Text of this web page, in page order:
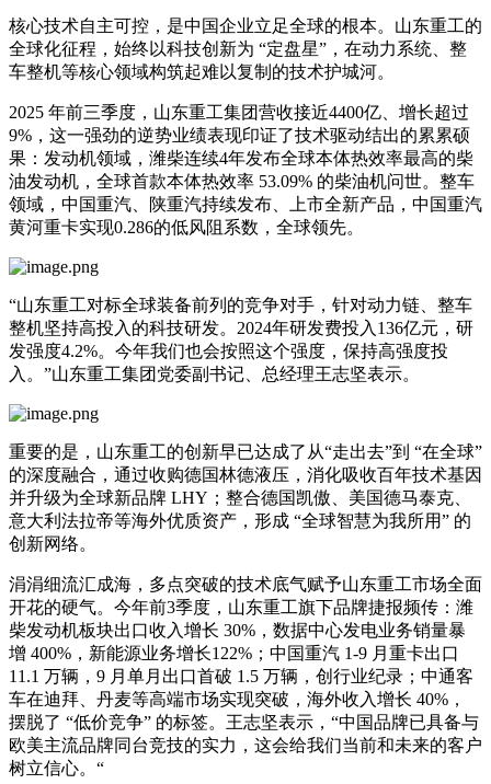
核心技术自主可控，是中国企业立足全球的根本。山东重工的
全球化征程，始终以科技创新为 “定盘星”，在动力系统、整
车整机等核心领域构筑起难以复制的技术护城河。
2025 年前三季度，山东重工集团营收接近4400亿、增长超过
9%，这一强劲的逆势业绩表现印证了技术驱动结出的累累硕
果：发动机领域，潍柴连续4年发布全球本体热效率最高的柴
油发动机，全球首款本体热效率 53.09% 的柴油机问世。整车
领域，中国重汽、陕重汽持续发布、上市全新产品，中国重汽
黄河重卡实现0.286的低风阻系数，全球领先。
“山东重工对标全球装备前列的竞争对手，针对动力链、整车
整机坚持高投入的科技研发。2024年研发费投入136亿元，研
发强度4.2%。今年我们也会按照这个强度，保持高强度投
入。”山东重工集团党委副书记、总经理王志坚表示。
重要的是，山东重工的创新早已达成了从“走出去”到 “在全球”
的深度融合，通过收购德国林德液压，消化吸收百年技术基因
并升级为全球新品牌 LHY；整合德国凯傲、美国德马泰克、
意大利法拉帝等海外优质资产，形成 “全球智慧为我所用” 的
创新网络。
涓涓细流汇成海，多点突破的技术底气赋予山东重工市场全面
开花的硬气。今年前3季度，山东重工旗下品牌捷报频传：潍
柴发动机板块出口收入增长 30%，数据中心发电业务销量暴
增 400%，新能源业务增长122%；中国重汽 1-9 月重卡出口
11.1 万辆，9 月单月出口首破 1.5 万辆，创行业纪录；中通客
车在迪拜、丹麦等高端市场实现突破，海外收入增长 40%，
摆脱了 “低价竞争” 的标签。王志坚表示，“中国品牌已具备与
欧美主流品牌同台竞技的实力，这会给我们当前和未来的客户
树立信心。“